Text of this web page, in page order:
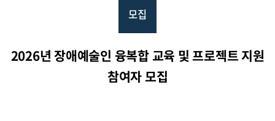
모집
2026년 장애예술인 융복합 교육 및 프로젝트 지원
참여자 모집